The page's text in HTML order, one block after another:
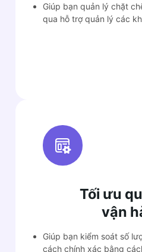
Giúp bạn quản lý chặt
qua hỗ trợ quản lý các
Tối ưu
vận
Giúp bạn kiểm soát số
cách chính xác bằng